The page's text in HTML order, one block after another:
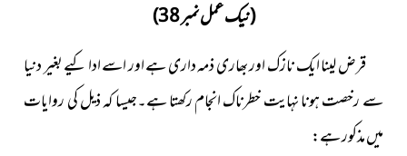
(نیک عمل نمبر 38)
قرض لینا ایک نازک اور بھاری ذمہ داری ہے اور اسے ادا کیے بغیر دنیا
سے رخصت ہونا نہایت خطرناک انجام رکھتا ہے۔جیسا کہ ذیل کی روایات
میں مذکور ہے: